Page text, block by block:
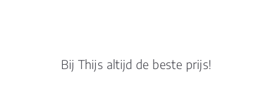
Bij Thijs altijd de beste prijs!